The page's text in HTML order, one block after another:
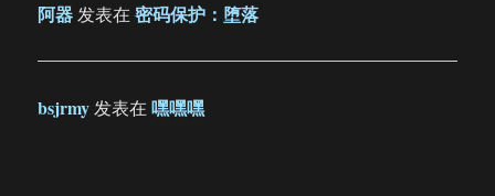
阿器发表在密码保护：堕落
bsjrmy发表在嘿嘿嘿